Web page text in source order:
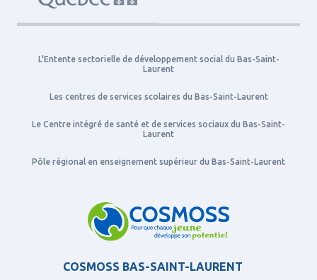
L'Entente sectorielle de développement social du Bas-Saint-
Laurent
Les centres de services scolaires du Bas-Saint-Laurent
Le Centre intégré de santé et de services sociaux du Bas-Saint-
Laurent
Pôle régional en enseignement supérieur du Bas-Saint-Laurent
COSMOSS BAS-SAINT-LAURENT